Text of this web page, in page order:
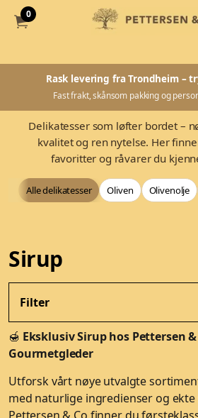
0
Rask levering fra Trondheim –
Fast frakt, skånsom pakking og
Delikatesser som løfter bordet –
kvalitet og ren nytelse. Her
favoritter og råvarer du
Alle delikatesser Oliven Olivenolje
Sirup
Filter
🍯 Eksklusiv Sirup hos Pettersen &
Gourmetgleder
Utforsk vårt nøye utvalgte
med naturlige ingredienser og ekte
Pettersen & Co finner du